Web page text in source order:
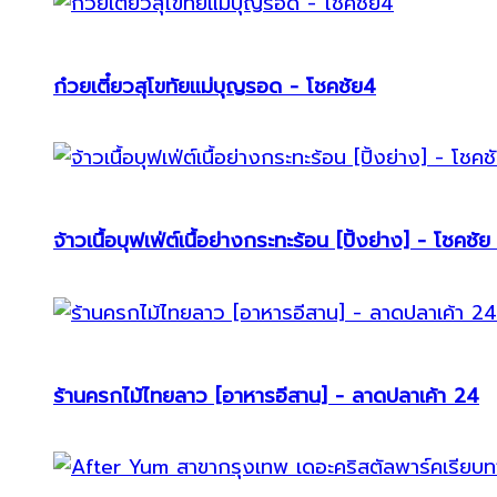
ก๋วยเตี๋ยวสุโขทัยแม่บุญรอด - โชคชัย4
จ้าวเนื้อบุฟเฟ่ต์เนื้อย่างกระทะร้อน [ปิ้งย่าง] - โชคชั
ร้านครกไม้ไทยลาว [อาหารอีสาน] - ลาดปลาเค้า 24